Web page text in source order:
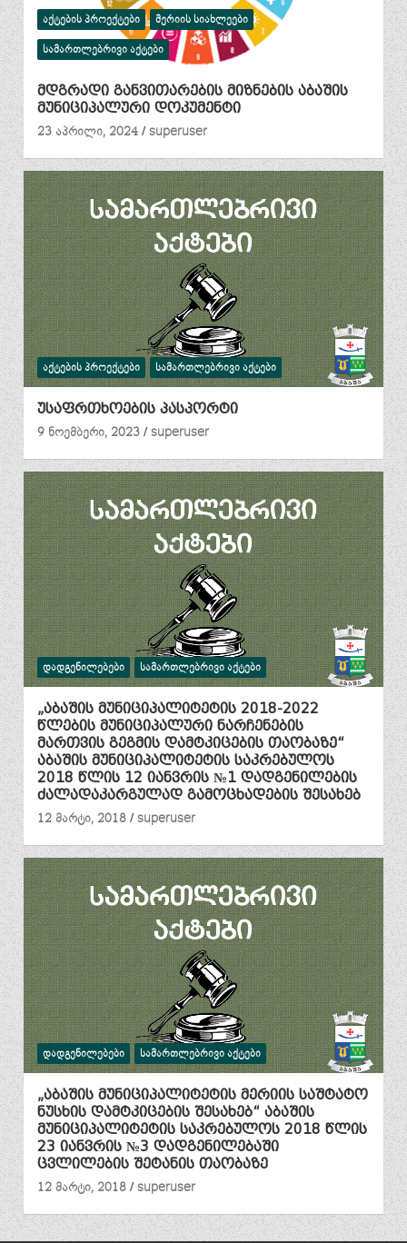
ᲐᲥᲢᲔᲑᲘᲡ ᲞᲠᲝᲔᲥᲢᲔᲑᲘ ᲛᲔᲠᲘᲘᲡ ᲡᲘᲐᲮᲚᲔᲔᲑᲘ
ᲡᲐᲛᲐᲠᲗᲚᲔᲑᲠᲘᲕᲘ ᲐᲥᲢᲔᲑᲘ
მდგრადი განვითარების მიზნების აბაშის
მუნიციპალური დოკუმენტი
23 აპრილი, 2024
superuser
ᲐᲥᲢᲔᲑᲘᲡ ᲞᲠᲝᲔᲥᲢᲔᲑᲘ ᲡᲐᲛᲐᲠᲗᲚᲔᲑᲠᲘᲕᲘ ᲐᲥᲢᲔᲑᲘ
უსაფრთხოების პასპორტი
9 ნოემბერი, 2023
superuser
ᲓᲐᲓᲒᲔᲜᲘᲚᲔᲑᲔᲑᲘ ᲡᲐᲛᲐᲠᲗᲚᲔᲑᲠᲘᲕᲘ ᲐᲥᲢᲔᲑᲘ
„აბაშის მუნიციპალიტეტის 2018-2022
წლების მუნიციპალური ნარჩენების
მართვის გეგმის დამტკიცების თაობაზე“
აბაშის მუნიციპალიტეტის საკრებულოს
2018 წლის 12 იანვრის №1 დადგენილების
ძალადაკარგულად გამოცხადების შესახებ
12 მარტი, 2018
superuser
ᲓᲐᲓᲒᲔᲜᲘᲚᲔᲑᲔᲑᲘ ᲡᲐᲛᲐᲠᲗᲚᲔᲑᲠᲘᲕᲘ ᲐᲥᲢᲔᲑᲘ
„აბაშის მუნიციპალიტეტის მერიის საშტატო
ნუსხის დამტკიცების შესახებ“ აბაშის
მუნიციპალიტეტის საკრებულოს 2018 წლის
23 იანვრის №3 დადგენილებაში
ცვლილების შეტანის თაობაზე
12 მარტი, 2018
superuser